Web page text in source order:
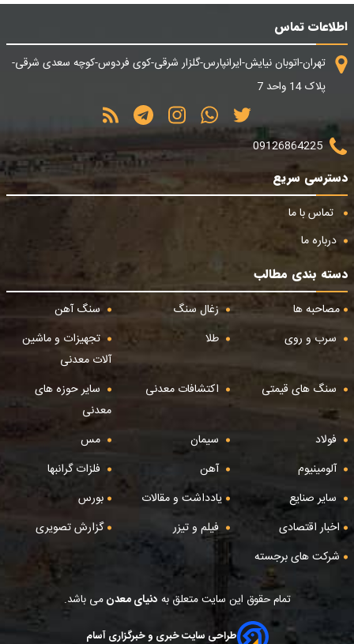
اطلاعات تماس
تهران-اتوبان نیایش-ایرانپارس-گلزار شرقی-کوی فردوس-کوچه سعدی شرقی-
پلاک 14 واحد 7
09126864225
دسترسی سریع
تماس با ما
درباره ما
دسته بندی مطالب
مصاحبه ها
زغال سنگ
سنگ آهن
سرب و روی
طلا
تجهیزات و ماشین
آلات معدنی
سنگ های قیمتی
اکتشافات معدنی
سایر حوزه های
معدنی
فولاد
سیمان
مس
آلومینیوم
آهن
فلزات گرانبها
سایر صنایع
یادداشت و مقالات
بورس
اخبار اقتصادی
فیلم و تیزر
گزارش تصویری
شرکت های برجسته
تمام حقوق این سایت متعلق به دنیای معدنمی باشد.
طراحی سایت خبری و خبرگزاری آسام